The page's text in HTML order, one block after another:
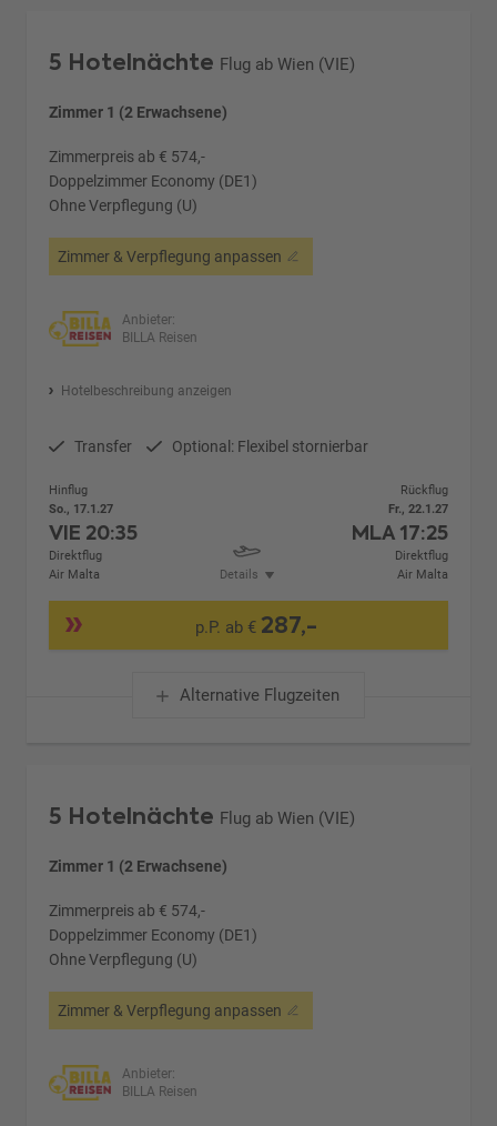
5 Hotelnächte Flug ab Wien (VIE)
Zimmer 1 (2 Erwachsene)
Zimmerpreis ab € 574,-
Doppelzimmer Economy (DE1)
Ohne Verpflegung (U)
Zimmer & Verpflegung anpassen
Anbieter:
BILLA Reisen
Hotelbeschreibung anzeigen
Transfer Optional: Flexibel stornierbar
Hinflug
So., 17.1.27
VIE 20:35
Direktflug
Air Malta
Details
Rückflug
Fr., 22.1.27
MLA 17:25
Direktflug
Air Malta
p.P. ab € 287,-
Alternative Flugzeiten
5 Hotelnächte Flug ab Wien (VIE)
Zimmer 1 (2 Erwachsene)
Zimmerpreis ab € 574,-
Doppelzimmer Economy (DE1)
Ohne Verpflegung (U)
Zimmer & Verpflegung anpassen
Anbieter:
BILLA Reisen